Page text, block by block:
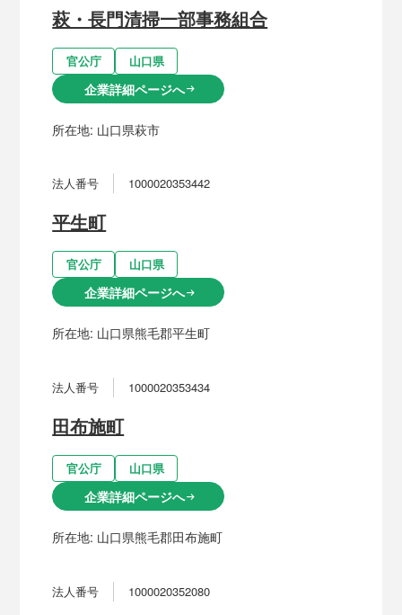
萩・長門清掃一部事務組合
官公庁 山口県
企業詳細ページへarrow_right_alt
所在地: 山口県萩市
法人番号 1000020353442
平生町
官公庁 山口県
企業詳細ページへarrow_right_alt
所在地: 山口県熊毛郡平生町
法人番号 1000020353434
田布施町
官公庁 山口県
企業詳細ページへarrow_right_alt
所在地: 山口県熊毛郡田布施町
法人番号 1000020352080